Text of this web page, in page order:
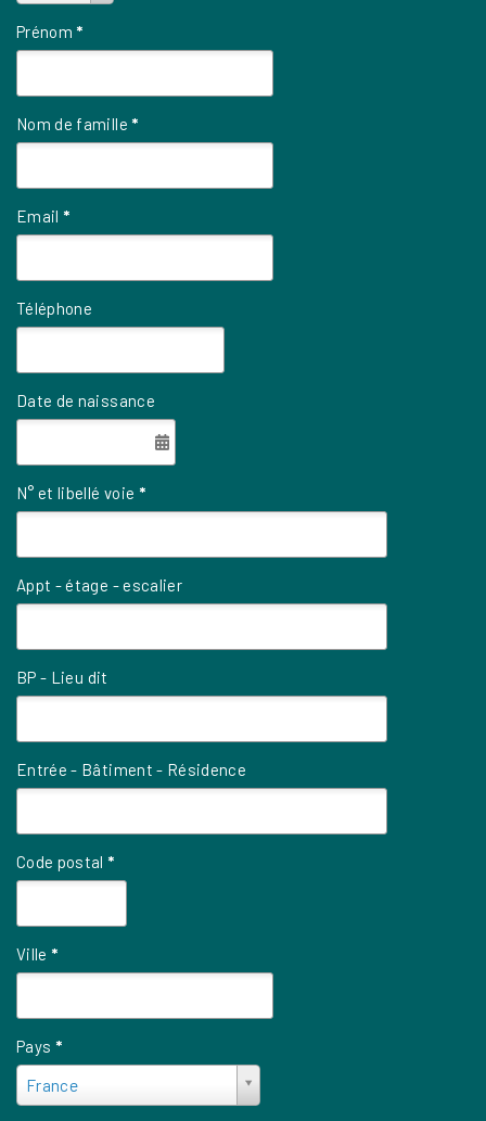
Prénom *
Nom de famille *
Email *
Téléphone
Date de naissance
N° et libellé voie *
Appt - étage - escalier
BP - Lieu dit
Entrée - Bâtiment - Résidence
Code postal *
Ville *
Pays *
France
Pays
*